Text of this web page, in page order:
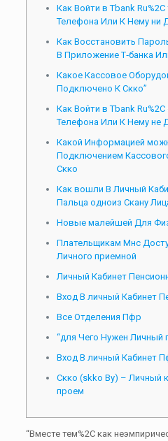
Как Войти в Tbank
Телефона Или К Нему ни
Как Восстановить
В Приложение Т‑банка
Какое Кассовое
Подключено К Скко”
Как Войти в Tbank
Телефона Или К Нему не
Какой Информацией
Подключением
Скко
Как вошли В Личный
Пальца одноиз Скану
Новые малейшей Для
Плательщикам Мнс
Личного приемной
Личный Кабинет
Вход В личный Кабинет
Все Отделения Пфр
“для Чего Нужен Личный
Вход В личный Кабинет
Скко (skko By) – Личный
проем
“Вместе тем%2C как